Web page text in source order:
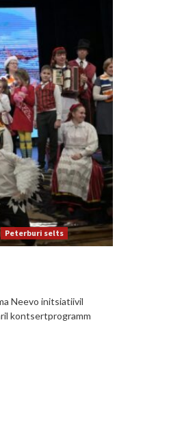
Peterburi selts
Neevo initsiatiivil
kontsertprogramm